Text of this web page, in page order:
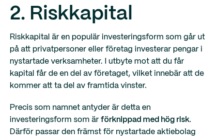
2. Riskkapital
Riskkapital är en populär investeringsform som går ut
på att privatpersoner eller företag investerar pengar i
nystartade verksamheter. I utbyte mot att du får
kapital får de en del av företaget, vilket innebär att de
kommer att ta del av framtida vinster.
Precis som namnet antyder är detta en
investeringsform som är förknippad med hög risk.
Därför passar den främst för nystartade aktiebolag